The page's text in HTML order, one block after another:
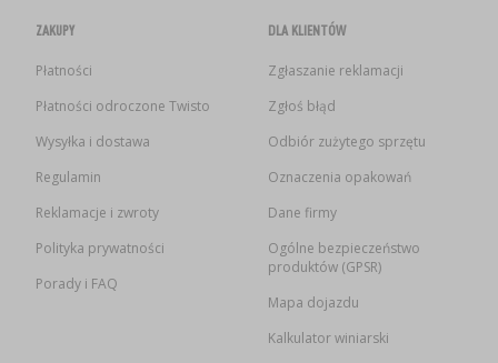
ZAKUPY
Płatności
Płatności odroczone Twisto
Wysyłka i dostawa
Regulamin
Reklamacje i zwroty
Polityka prywatności
Porady i FAQ
DLA KLIENTÓW
Zgłaszanie reklamacji
Zgłoś błąd
Odbiór zużytego sprzętu
Oznaczenia opakowań
Dane firmy
Ogólne bezpieczeństwo
produktów (GPSR)
Mapa dojazdu
Kalkulator winiarski